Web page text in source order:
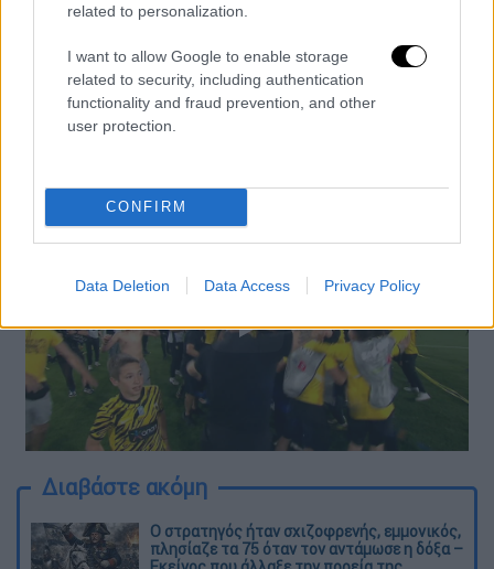
related to personalization.
I want to allow Google to enable storage
related to security, including authentication
functionality and fraud prevention, and other
user protection.
CONFIRM
Data Deletion Data Access Privacy Policy
Καπνογόνα, συνθήματα και αποθέωση
συνέθεσαν το σκηνικό στη Νέα Φιλαδέλφεια,
με τους παίκτες της ομάδας να γιορτάζουν
μαζί με τον κόσμο μία από τις πιο μεγάλες
βραδιές των τελευταίων ετών για τον
Διαβάστε ακόμη
O στρατηγός ήταν σχιζοφρενής, εμμονικός,
πλησίαζε τα 75 όταν τον αντάμωσε η δόξα –